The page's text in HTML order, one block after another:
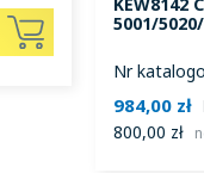
5001/
Nr
984,00 zł
800,00 zł